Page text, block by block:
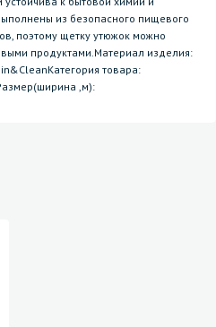
из безопасного пищевого
поэтому щетку утюжок можно
продуктами.Материал изделия:
товара:
,м):